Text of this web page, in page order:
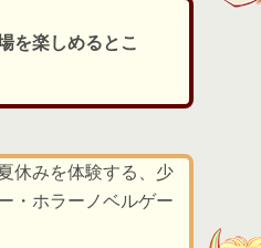
を楽しめるとこ
休みを体験する、少
・ホラーノベルゲー